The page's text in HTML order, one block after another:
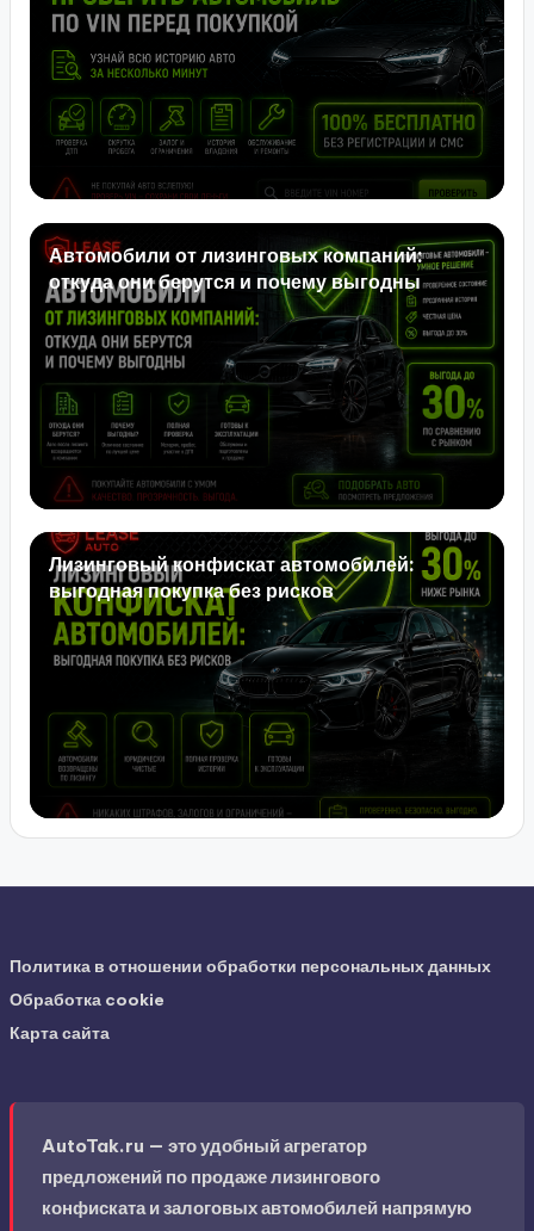
Автомобили от лизинговых компаний:
откуда они берутся и почему выгодны
Лизинговый конфискат автомобилей:
выгодная покупка без рисков
Политика в отношении обработки персональных данных
Обработка cookie
Карта сайта
AutoTak.ru — это удобный агрегатор
предложений по продаже лизингового
конфиската и залоговых автомобилей напрямую